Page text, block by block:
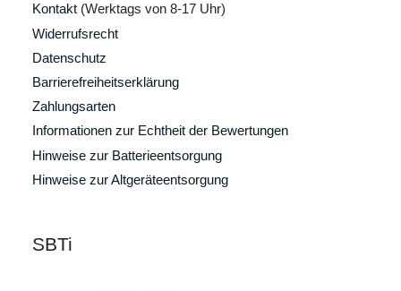
Kontakt (Werktags von 8-17 Uhr)
Widerrufsrecht
Datenschutz
Barrierefreiheitserklärung
Zahlungsarten
Informationen zur Echtheit der Bewertungen
Hinweise zur Batterieentsorgung
Hinweise zur Altgeräteentsorgung
SBTi